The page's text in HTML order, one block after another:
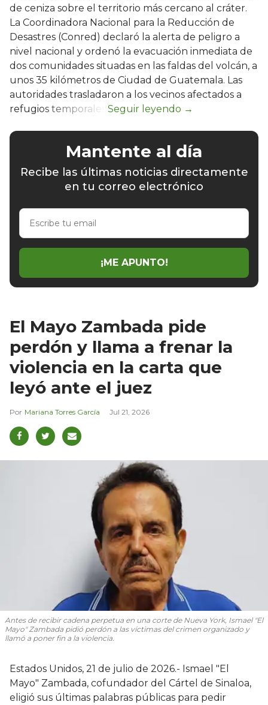
de ceniza sobre el territorio más cercano al cráter.
La Coordinadora Nacional para la Reducción de
Desastres (Conred) declaró la alerta de peligro a
nivel nacional y ordenó la evacuación inmediata de
dos comunidades situadas en las faldas del volcán, a
unos 35 kilómetros de Ciudad de Guatemala. Las
autoridades trasladaron a los vecinos afectados a
refugios temporales.
Mantente al día
Recibe las últimas noticias directamente
en tu correo electrónico
Escribe
email
¡ME APUNTO!
El Mayo Zambada pide
perdón y llama a frenar la
violencia en la carta que
leyó ante el juez
Mariana Torres García Jul 21, 2026
Antes de recibir cadena perpetua en una corte de Nueva York, Ismael "El
Mayo" Zambada pidió perdón a las víctimas del crimen organizado y
llamó a poner fin a la violencia.
Estados Unidos, 21 de julio de 2026.- Ismael "El
Mayo" Zambada, cofundador del Cártel de Sinaloa,
eligió sus últimas palabras públicas para pedir